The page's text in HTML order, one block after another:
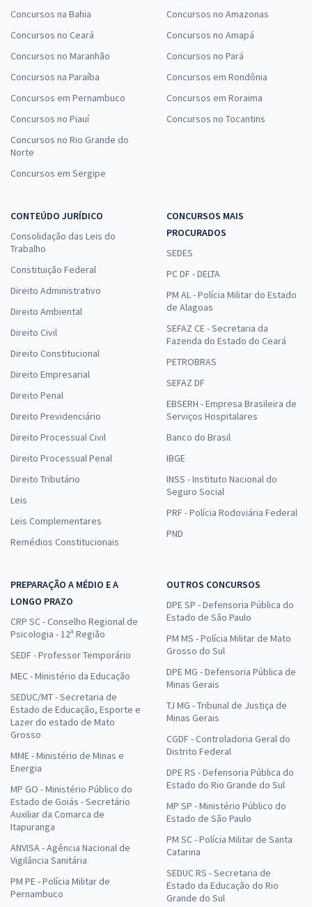
Concursos na Bahia
Concursos no Ceará
Concursos no Maranhão
Concursos na Paraíba
Concursos em Pernambuco
Concursos no Piauí
Concursos no Rio Grande do
Norte
Concursos em Sergipe
Concursos no Amazonas
Concursos no Amapá
Concursos no Pará
Concursos em Rondônia
Concursos em Roraima
Concursos no Tocantins
CONTEÚDO JURÍDICO
Consolidação das Leis do
Trabalho
Constituição Federal
Direito Administrativo
Direito Ambiental
Direito Civil
Direito Constitucional
Direito Empresarial
Direito Penal
Direito Previdenciário
Direito Processual Civil
Direito Processual Penal
Direito Tributário
Leis
Leis Complementares
Remédios Constitucionais
CONCURSOS MAIS
PROCURADOS
SEDES
PC DF - DELTA
PM AL - Polícia Militar do Estado
de Alagoas
SEFAZ CE - Secretaria da
Fazenda do Estado do Ceará
PETROBRAS
SEFAZ DF
EBSERH - Empresa Brasileira de
Serviços Hospitalares
Banco do Brasil
IBGE
INSS - Instituto Nacional do
Seguro Social
PRF - Polícia Rodoviária Federal
PND
PREPARAÇÃO A MÉDIO E A
LONGO PRAZO
CRP SC - Conselho Regional de
Psicologia - 12ª Região
SEDF - Professor Temporário
MEC - Ministério da Educação
SEDUC/MT - Secretaria de
Estado de Educação, Esporte e
Lazer do estado de Mato
Grosso
MME - Ministério de Minas e
Energia
MP GO - Ministério Público do
Estado de Goiás - Secretário
Auxiliar da Comarca de
Itapuranga
ANVISA - Agência Nacional de
Vigilância Sanitária
PM PE - Polícia Militar de
Pernambuco
OUTROS CONCURSOS
DPE SP - Defensoria Pública do
Estado de São Paulo
PM MS - Polícia Militar de Mato
Grosso do Sul
DPE MG - Defensoria Pública de
Minas Gerais
TJ MG - Tribunal de Justiça de
Minas Gerais
CGDF - Controladoria Geral do
Distrito Federal
DPE RS - Defensoria Pública do
Estado do Rio Grande do Sul
MP SP - Ministério Público do
Estado de São Paulo
PM SC - Polícia Militar de Santa
Catarina
SEDUC RS - Secretaria de
Estado da Educação do Rio
Grande do Sul